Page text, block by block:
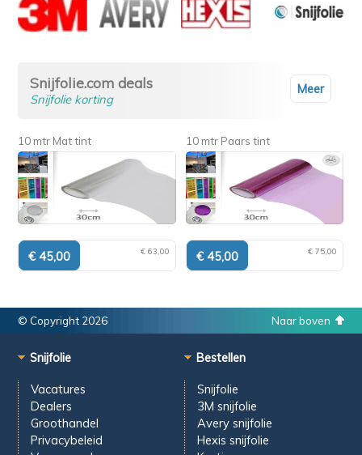
Meer
Snijfolie.com deals
Snijfolie korting
10 mtr Mat tint
€ 63,00
10 mtr Paars tint
€ 75,00
Naar boven
© Copyright 2026
Snijfolie
Vacatures
Dealers
Groothandel
Privacybeleid
Bestellen
Snijfolie
3M snijfolie
Avery snijfolie
Hexis snijfolie